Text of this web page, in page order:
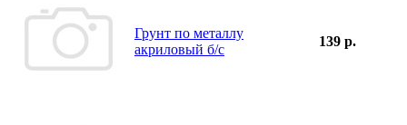
Грунт по металлу
акриловый б/с
139 р.